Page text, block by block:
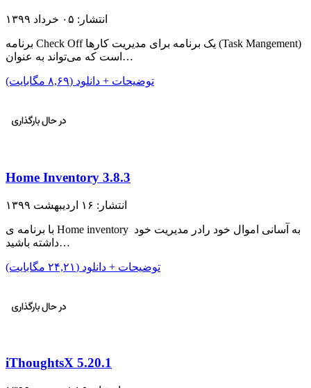
انتشار: ۰۵ خرداد ۱۳۹۹
برنامه Check Off یک برنامه برای مدیریت کار‌ها (Task Mangement)
است که می‌تواند به عنوان…
توضیحات + دانلود (۸,۶۹ مگابایت)
Home Inventory 3.8.3
انتشار: ۱۶ اردیبهشت ۱۳۹۹
با برنامه ی Home inventory به آسانی اموال خود رادر مدیریت خود
داشته باشید…
توضیحات + دانلود (۲۴,۲۱ مگابایت)
iThoughtsX 5.20.1